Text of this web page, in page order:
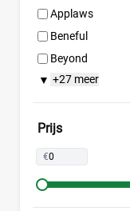
Applaws
Beneful
Beyond
BF Petfood
Bonzo
Bosch
Briantos
▼ +27 meer
Prijs
€